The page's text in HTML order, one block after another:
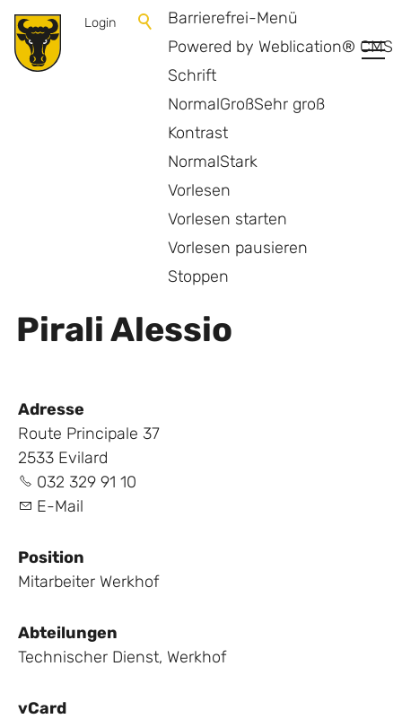
Barrierefrei-Menü
Powered by Weblication® CMS
Schrift
NormalGroßSehr groß
Kontrast
NormalStark
Vorlesen
Vorlesen starten
Vorlesen pausieren
Stoppen
Login
Pirali Alessio
Adresse
Route Principale 37
2533 Evilard
032 329 91 10
E-Mail
Position
Mitarbeiter Werkhof
Abteilungen
Technischer Dienst, Werkhof
vCard